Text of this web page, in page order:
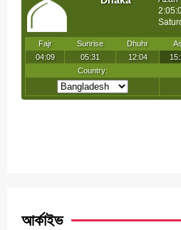
আর্কাইভ